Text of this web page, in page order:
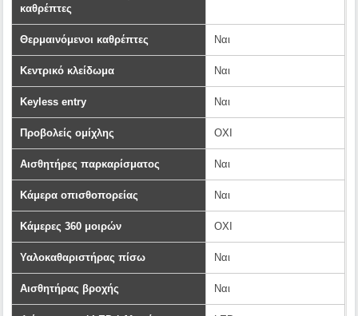
καθρέπτες
Θερμαινόμενοι καθρέπτες Ναι
Κεντρικό κλείδωμα Ναι
Keyless entry Ναι
Προβολείς ομίχλης ΟΧΙ
Αισθητήρες παρκαρίσματος Ναι
Κάμερα οπισθοπορείας Ναι
Κάμερες 360 μοιρών ΟΧΙ
Υαλοκαθαριστήρας πίσω Ναι
Αισθητήρας βροχής Ναι